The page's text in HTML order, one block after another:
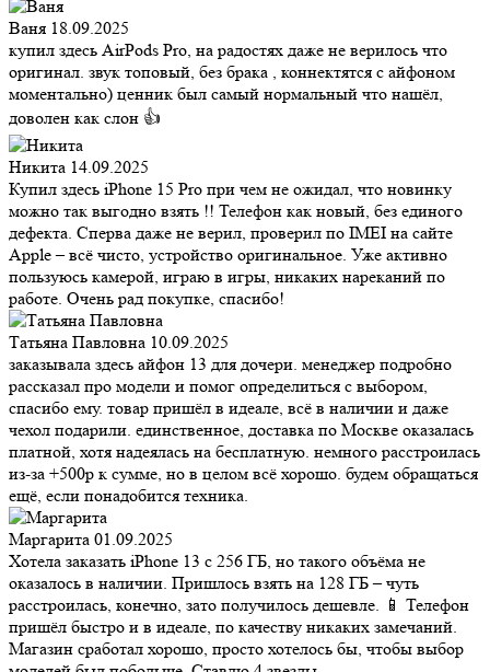
Ваня 18.09.2025
купил здесь AirPods Pro, на радостях даже не верилось что
оригинал. звук топовый, без брака , коннектятся с айфоном
моментально) ценник был самый нормальный что нашёл,
доволен как слон 👍
Никита 14.09.2025
Купил здесь iPhone 15 Pro при чем не ожидал, что новинку
можно так выгодно взять !! Телефон как новый, без единого
дефекта. Сперва даже не верил, проверил по IMEI на сайте
Apple – всё чисто, устройство оригинальное. Уже активно
пользуюсь камерой, играю в игры, никаких нареканий по
работе. Очень рад покупке, спасибо!
Татьяна Павловна 10.09.2025
заказывала здесь айфон 13 для дочери. менеджер подробно
рассказал про модели и помог определиться с выбором,
спасибо ему. товар пришёл в идеале, всё в наличии и даже
чехол подарили. единственное, доставка по Москве оказалась
платной, хотя надеялась на бесплатную. немного расстроилась
из-за +500р к сумме, но в целом всё хорошо. будем обращаться
ещё, если понадобится техника.
Маргарита 01.09.2025
Хотела заказать iPhone 13 с 256 ГБ, но такого объёма не
оказалось в наличии. Пришлось взять на 128 ГБ – чуть
расстроилась, конечно, зато получилось дешевле. 📱 Телефон
пришёл быстро и в идеале, по качеству никаких замечаний.
Магазин сработал хорошо, просто хотелось бы, чтобы выбор